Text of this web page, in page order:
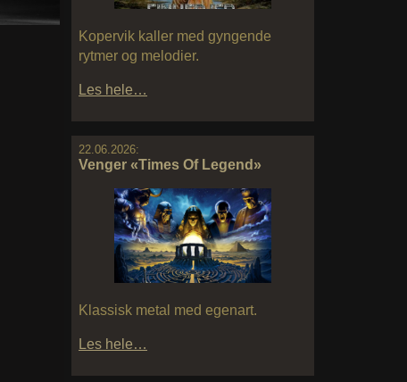
Kopervik kaller med gyngende
rytmer og melodier.
Les hele…
22.06.2026:
Venger «Times Of Legend»
Klassisk metal med egenart.
Les hele…